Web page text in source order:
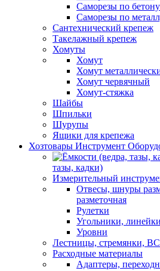
Саморезы по бетону
Саморезы по
Сантехнический крепеж
Такелажный крепеж
Хомуты
Хомут
Хомут
Хомут червячный
Хомут-стяжка
Шайбы
Шпильки
Шурупы
Ящики для крепежа
Хозтовары Инструмент
тазы, кадки)
Измерительный
Отвесы, шнуры
разметочная
Рулетки
Угольники,
Уровни
Лестницы, стремянки,
Расходные материалы
Адаптеры,